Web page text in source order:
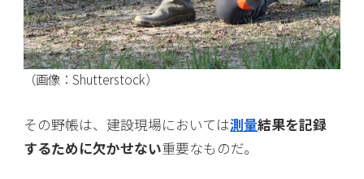
（画像：Shutterstock）
その野帳は、建設現場においては測量結果を記録
するために欠かせない重要なものだ。